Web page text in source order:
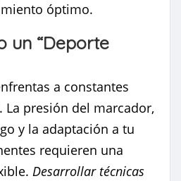
óptimo.
un “Deporte
a constantes
La presión del marcador,
y la adaptación a tu
requieren una
Desarrollar técnicas